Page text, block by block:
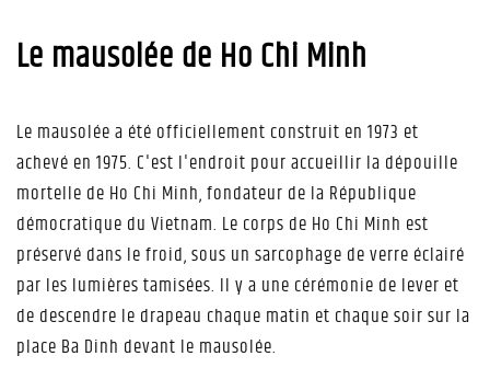
Le mausolée de Ho Chi Minh
Le mausolée a été officiellement construit en 1973 et
achevé en 1975. C'est l'endroit pour accueillir la dépouille
mortelle de Ho Chi Minh, fondateur de la République
démocratique du Vietnam. Le corps de Ho Chi Minh est
préservé dans le froid, sous un sarcophage de verre éclairé
par les lumières tamisées. Il y a une cérémonie de lever et
de descendre le drapeau chaque matin et chaque soir sur la
place Ba Dinh devant le mausolée.